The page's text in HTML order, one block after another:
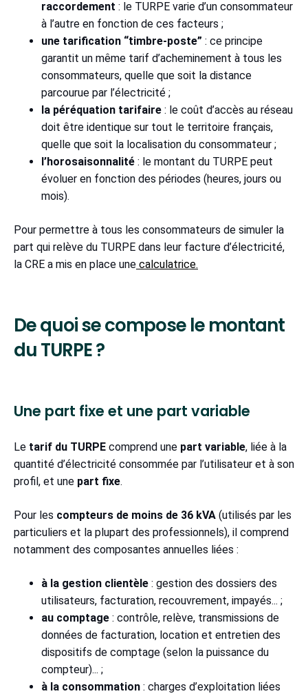
raccordement : le TURPE varie d’un consommateur
à l’autre en fonction de ces facteurs ;
une tarification “timbre-poste” : ce principe
garantit un même tarif d’acheminement à tous les
consommateurs, quelle que soit la distance
parcourue par l’électricité ;
la péréquation tarifaire : le coût d’accès au réseau
doit être identique sur tout le territoire français,
quelle que soit la localisation du consommateur ;
l’horosaisonnalité : le montant du TURPE peut
évoluer en fonction des périodes (heures, jours ou
mois).
Pour permettre à tous les consommateurs de simuler la
part qui relève du TURPE dans leur facture d’électricité,
la CRE a mis en place une calculatrice.
De quoi se compose le montant
du TURPE ?
Une part fixe et une part variable
Le tarif du TURPE comprend une part variable, liée à la
quantité d’électricité consommée par l’utilisateur et à son
profil, et une part fixe.
Pour les compteurs de moins de 36 kVA (utilisés par les
particuliers et la plupart des professionnels), il comprend
notamment des composantes annuelles liées :
à la gestion clientèle : gestion des dossiers des
utilisateurs, facturation, recouvrement, impayés... ;
au comptage : contrôle, relève, transmissions de
données de facturation, location et entretien des
dispositifs de comptage (selon la puissance du
compteur)... ;
à la consommation : charges d’exploitation liées